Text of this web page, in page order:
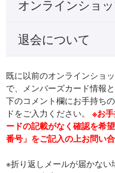
オンラインショ
退会について
既に以前のオンラインショ
で、メンバーズカード情報
下のコメント欄にお手持ち
ドをご入力ください。 ※お
ードの記載がなく確認を希
番号」をご記入の上お問い合
※折り返しメールが届かな